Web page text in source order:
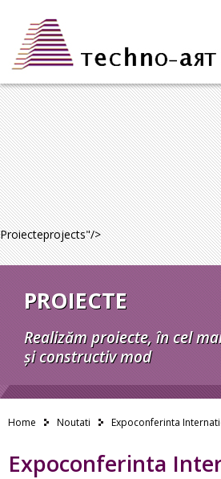
PROIECTE
Realizăm proiecte, în cel
și constructiv mod
Proiecteprojects"/>
Home Noutati Expoconferinta
Expoconferinta